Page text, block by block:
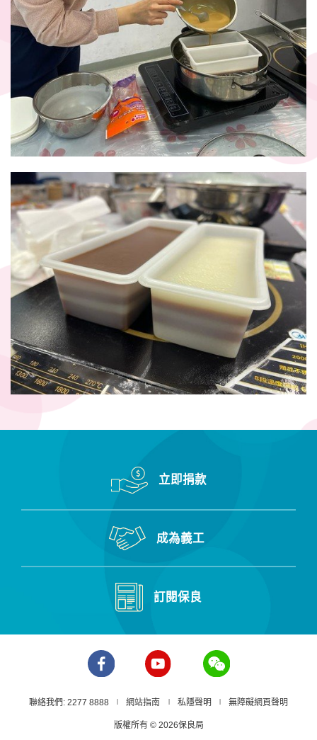
立即捐款
成為義工
訂閱保良
聯絡我們: 2277 8888 網站指南 私隱聲明 無障礙網頁聲明
版權所有 © 2026保良局